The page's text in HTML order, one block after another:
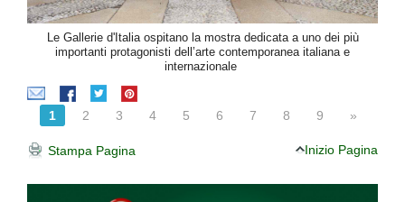
Le Gallerie d'Italia ospitano la mostra dedicata a uno dei più
importanti protagonisti dell’arte contemporanea italiana e
internazionale
1 2 3 4 5 6 7 8 9 »
Stampa Pagina Inizio Pagina